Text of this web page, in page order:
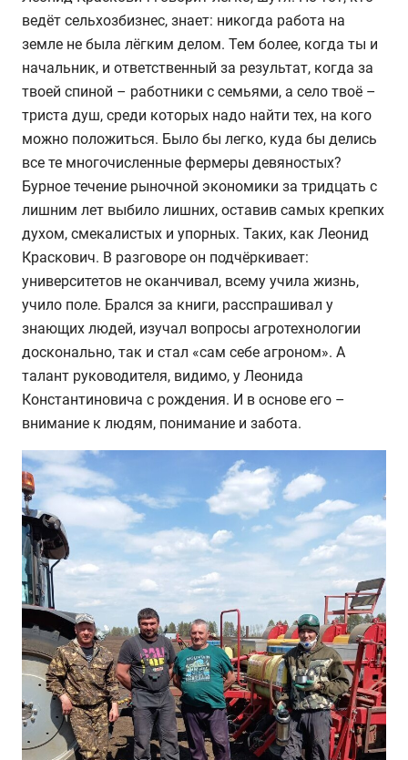
ведёт сельхозбизнес, знает: никогда работа на
земле не была лёгким делом. Тем более, когда ты и
начальник, и ответственный за результат, когда за
твоей спиной – работники с семьями, а село твоё –
триста душ, среди которых надо найти тех, на кого
можно положиться. Было бы легко, куда бы делись
все те многочисленные фермеры девяностых?
Бурное течение рыночной экономики за тридцать с
лишним лет выбило лишних, оставив самых крепких
духом, смекалистых и упорных. Таких, как Леонид
Краскович. В разговоре он подчёркивает:
университетов не оканчивал, всему учила жизнь,
учило поле. Брался за книги, расспрашивал у
знающих людей, изучал вопросы агротехнологии
досконально, так и стал «сам себе агроном». А
талант руководителя, видимо, у Леонида
Константиновича с рождения. И в основе его –
внимание к людям, понимание и забота.